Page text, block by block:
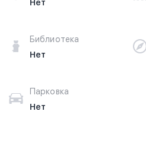
Нет
Библиотека
Нет
Парковка
Нет